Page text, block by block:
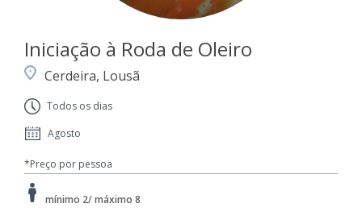
Iniciação à Roda de Oleiro
Cerdeira, Lousã
Todos os dias
Agosto
*Preço por pessoa
mínimo 2/ máximo 8